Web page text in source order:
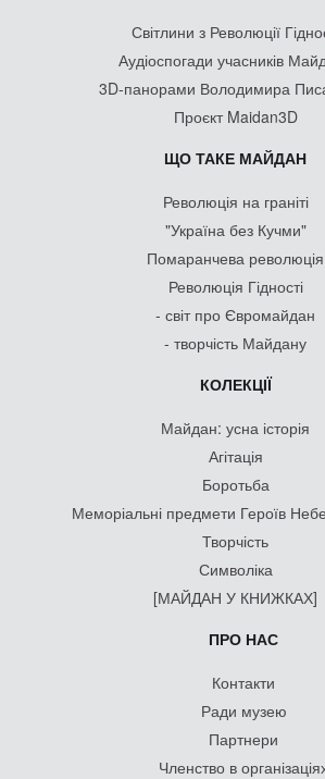
Світлини з Революції
Аудіоспогади учасників
3D-панорами Володимира
Проєкт Maidan3D
ЩО ТАКЕ МАЙДАН
Революція на граніті
"Україна без Кучми"
Помаранчева революція
Революція Гідності
- світ про Євромайдан
- творчість Майдану
КОЛЕКЦІЇ
Майдан: усна історія
Агітація
Боротьба
Меморіальні предмети Героїв
Творчість
Символіка
[МАЙДАН У КНИЖКАХ]
ПРО НАС
Контакти
Ради музею
Партнери
Членство в